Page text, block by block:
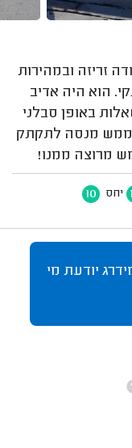
זריזה ובמהירות
הוא היה אדיב
באופן סבלני
וממש מנסה לתקתק
מרוצה ממנו!
יחס 10
יודעת מי